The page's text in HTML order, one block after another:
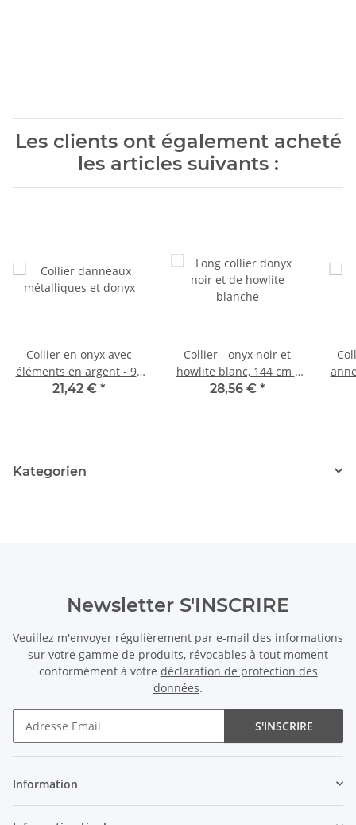
Les clients ont également acheté
les articles suivants :
Collier en onyx avec
éléments en argent - 94
cm / 9799
21,42 € *
Collier - onyx noir et
howlite blanc, 144 cm /
9903
28,56 € *
Kategorien
Newsletter S'INSCRIRE
Veuillez m'envoyer régulièrement par e-mail des informations
sur votre gamme de produits, révocables à tout moment
conformément à votre déclaration de protection des
données.
S'INSCRIRE
Information